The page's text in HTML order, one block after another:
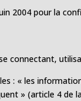
2004 pour la
connectant,
: « les
» (article 4 de